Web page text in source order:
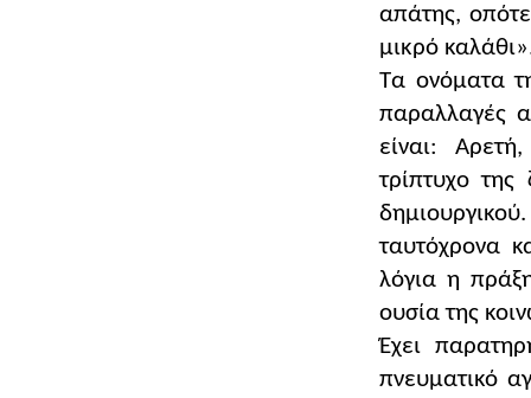
απάτης,
μικρό
Τα ονόματα
παραλλαγές
είναι:
τρίπτυχο
ταυτόχρονα
λόγια η
ουσία της
Έχει
πνευματικό